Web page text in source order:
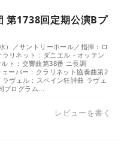
第1738回定期公演Bプ
）／サントリーホール／指揮：ロ
リネット：ダニエル・オッテン
ト：交響曲第38番 ニ長調
ーバー：クラリネット協奏曲第2
ヴェル：スペイン狂詩曲 ラヴェ
プログラム...
レビューを書く